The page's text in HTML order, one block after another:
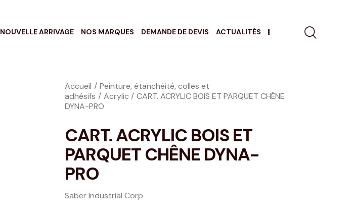
NOUVELLE ARRIVAGE NOS MARQUES DEMANDE DE DEVIS ACTUALITÉS
Accueil
Peinture, étanchéité, colles et
adhésifs
Acrylic
CART. ACRYLIC BOIS ET PARQUET CHÊNE
DYNA-PRO
CART. ACRYLIC BOIS ET
PARQUET CHÊNE DYNA-
PRO
Saber Industrial Corp